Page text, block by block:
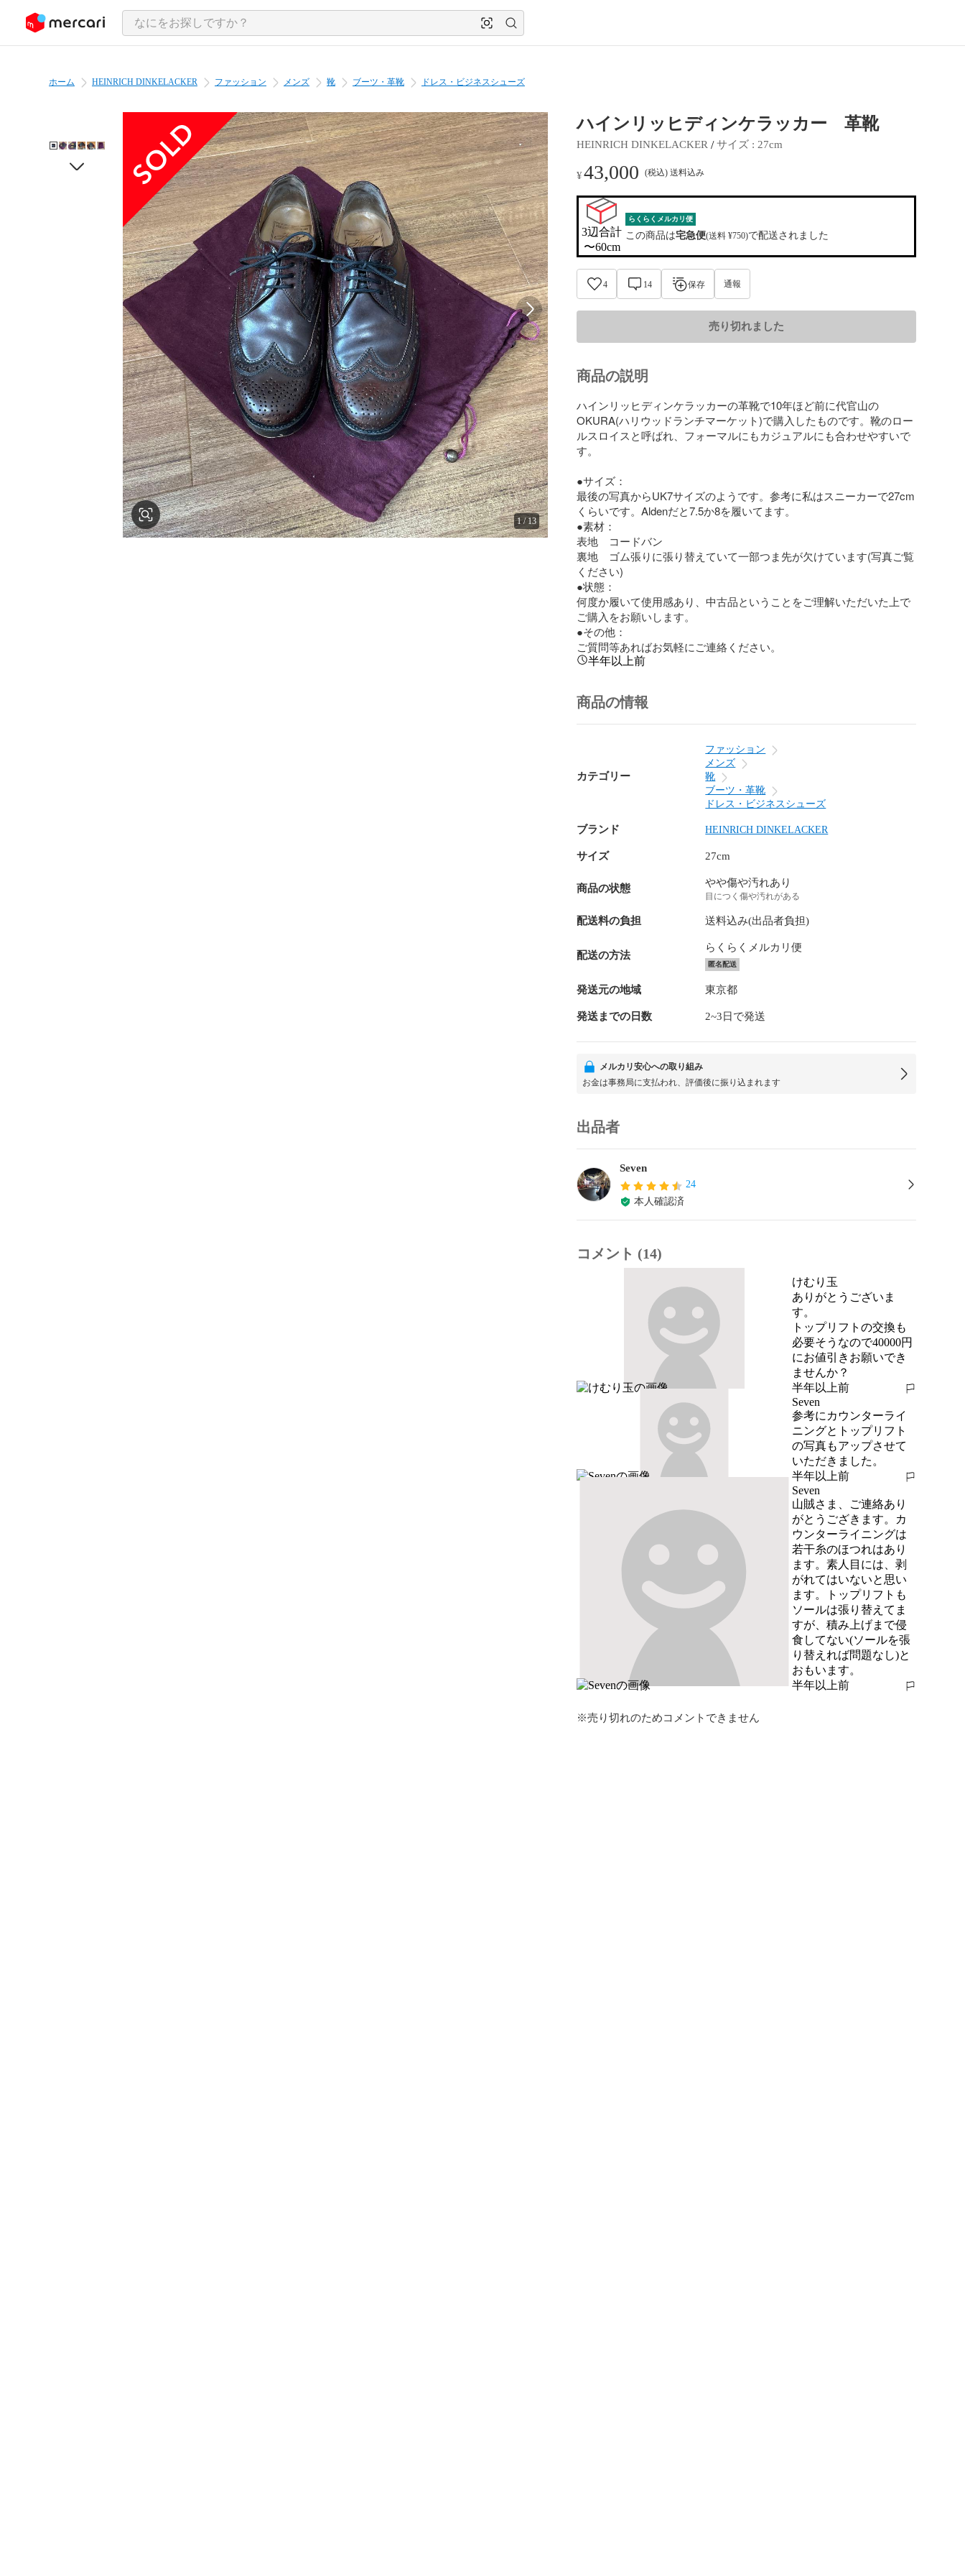
ツにスキップ
ホーム HEINRICH DINKELACKER ファッション メンズ 靴 ブーツ・革靴 ドレス・ビジネスシューズ
1/13
ハインリッヒディンケラッカー 革靴
HEINRICH DINKELACKER / サイズ : 27cm
¥43,000 (税込) 送料込み
3辺合計
〜60cm
らくらくメルカリ便
この商品は宅急便(送料 ¥750)で配送されました
4 14 保存 通報
売り切れました
商品の説明
ハインリッヒディンケラッカーの革靴で10年ほど前に代官山の
OKURA(ハリウッドランチマーケット)で購入したものです。靴のロー
ルスロイスと呼ばれ、フォーマルにもカジュアルにも合わせやすいで
す。
●サイズ：
最後の写真からUK7サイズのようです。参考に私はスニーカーで27cm
くらいです。Aldenだと7.5か8を履いてます。
●素材：
表地　コードバン
裏地　ゴム張りに張り替えていて一部つま先が欠けています(写真ご覧
ください)
●状態：
何度か履いて使用感あり、中古品ということをご理解いただいた上で
ご購入をお願いします。
●その他：
ご質問等あればお気軽にご連絡ください。
半年以上前
商品の情報
カテゴリー
ファッション
メンズ
靴
ブーツ・革靴
ドレス・ビジネスシューズ
ブランド HEINRICH DINKELACKER
サイズ 27cm
商品の状態 やや傷や汚れあり
目につく傷や汚れがある
配送料の負担 送料込み(出品者負担)
配送の方法
らくらくメルカリ便
匿名配送
発送元の地域 東京都
発送までの日数 2~3日で発送
メルカリ安心への取り組み
お金は事務局に支払われ、評価後に振り込まれます
出品者
Seven
24
本人確認済
コメント (14)
けむり玉
ありがとうございま
す。
トップリフトの交換も
必要そうなので40000円
にお値引きお願いでき
ませんか？
半年以上前
報告する
Seven
参考にカウンターライ
ニングとトップリフト
の写真もアップさせて
いただきました。
半年以上前
報告する
Seven
山賊さま、ご連絡あり
がとうござきます。カ
ウンターライニングは
若干糸のほつれはあり
ます。素人目には、剥
がれてはいないと思い
ます。トップリフトも
ソールは張り替えてま
すが、積み上げまで侵
食してない(ソールを張
り替えれば問題なし)と
おもいます。
半年以上前
報告する
※売り切れのためコメントできません